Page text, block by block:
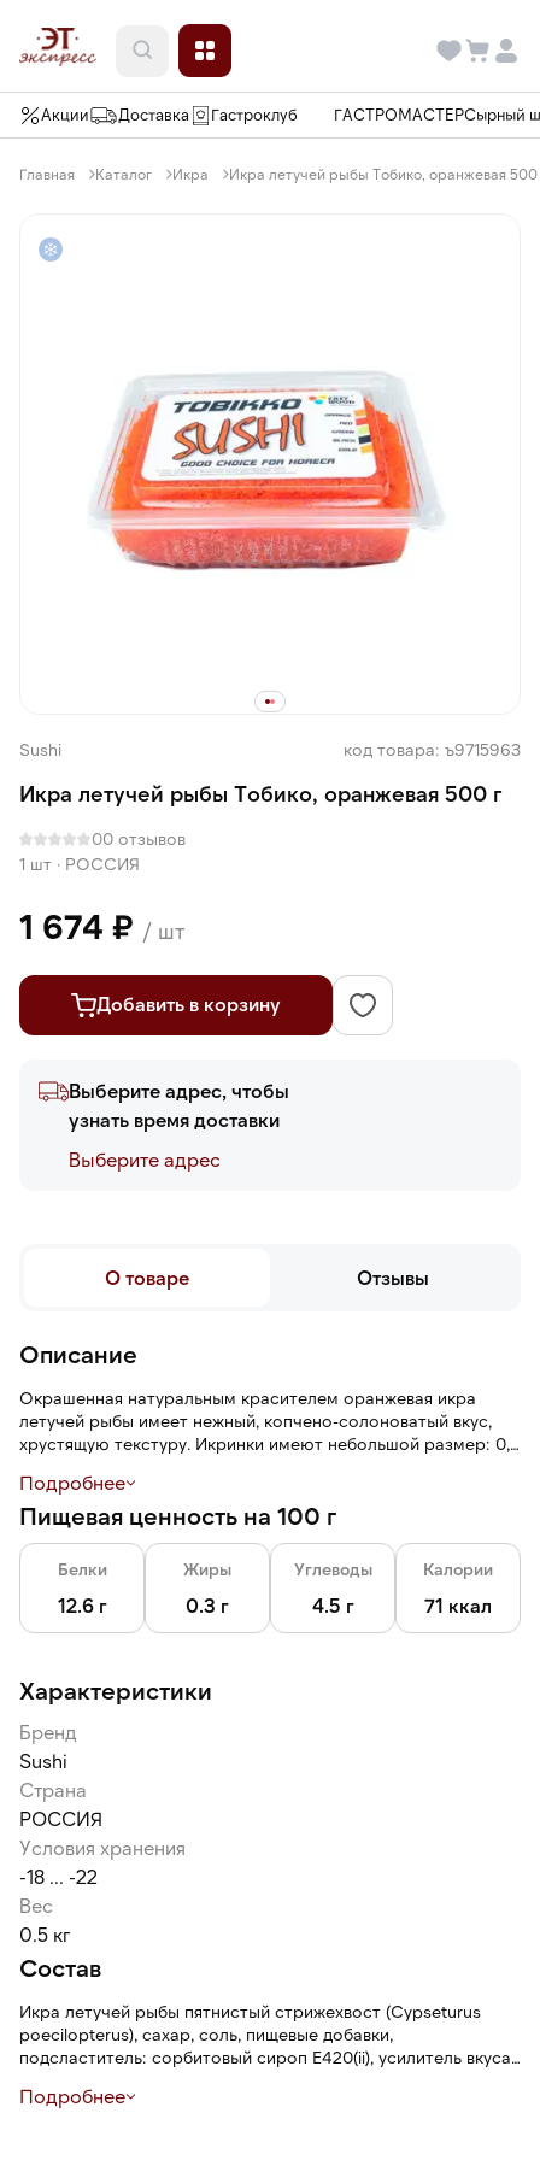
Акции Доставка Гастроклуб ГАСТРОМАСТЕРСырный
Главная Каталог Икра Икра летучей рыбы Тобико, оранжевая 500
Sushi код товара: ъ9715963
Икра летучей рыбы Тобико, оранжевая 500 г
00 отзывов
1 шт · РОССИЯ
1 674 ₽ / шт
Добавить в корзину
Выберите адрес, чтобы
узнать время доставки
Выберите адреc
О товаре Отзывы
Описание
Окрашенная натуральным красителем оранжевая икра
летучей рыбы имеет нежный, копчено-солоноватый вкус,
хрустящую текстуру. Икринки имеют небольшой размер: 0,5
Оранжевая икра — ингредиент многих блюд японской кухни,
часто ее используют в качестве украшения роллов, суши
или сашими.
Подробнее
Пищевая ценность на 100 г
Белки
12.6 г
Жиры
0.3 г
Углеводы
4.5 г
Калории
71 ккал
Характеристики
Бренд
Sushi
Страна
РОССИЯ
Условия хранения
-18 ... -22
Вес
0.5 кг
Состав
Икра летучей рыбы пятнистый стрижехвост (Cypseturus
poecilopterus), сахар, соль, пищевые добавки,
подсластитель: сорбитовый сироп Е420(ii), усилитель вкуса
кислотности: пирофосфат натрия Е450(iii), трифосфаты
Подробнее